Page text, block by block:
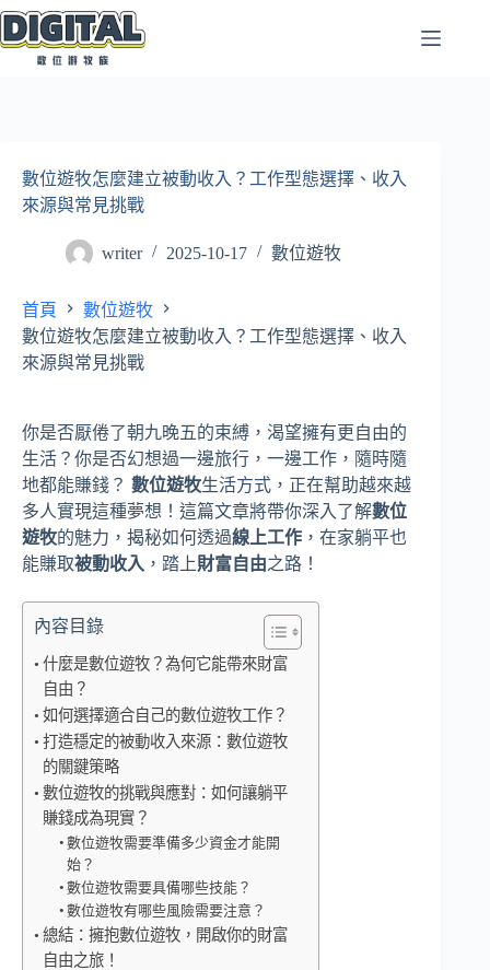
跳
至
數位遊牧怎麼建立被動收入？工作型態選擇、收入
來源與常見挑戰
writer 2025-10-17 數位遊牧
首頁
數位遊牧
數位遊牧怎麼建立被動收入？工作型態選擇、收入
來源與常見挑戰
你是否厭倦了朝九晚五的束縛，渴望擁有更自由的
生活？你是否幻想過一邊旅行，一邊工作，隨時隨
地都能賺錢？ 數位遊牧生活方式，正在幫助越來越
多人實現這種夢想！這篇文章將帶你深入了解數位
遊牧的魅力，揭秘如何透過線上工作 ，在家躺平也
能賺取被動收入 ，踏上財富自由之路！
內容目錄
什麼是數位遊牧？為何它能帶來財富
自由？
如何選擇適合自己的數位遊牧工作？
打造穩定的被動收入來源：數位遊牧
的關鍵策略
數位遊牧的挑戰與應對：如何讓躺平
賺錢成為現實？
數位遊牧需要準備多少資金才能開
始？
數位遊牧需要具備哪些技能？
數位遊牧有哪些風險需要注意？
總結：擁抱數位遊牧，開啟你的財富
自由之旅！